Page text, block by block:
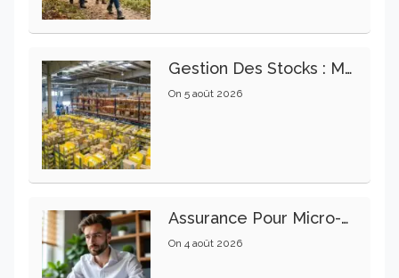
Gestion Des Stocks : Meilleures Pratiques Intralogistiques
On 5 août 2026
Assurance Pour Micro-Entrepreneur : Les Garanties Essentielles À Connaître
On 4 août 2026